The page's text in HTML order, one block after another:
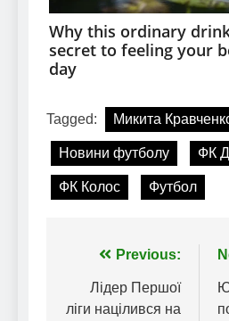
Tagged: Микита
Новини футболу ФК
ФК Колос Футбол
Навігація
записів
Previous:
Лідер Першої
ліги націлився на